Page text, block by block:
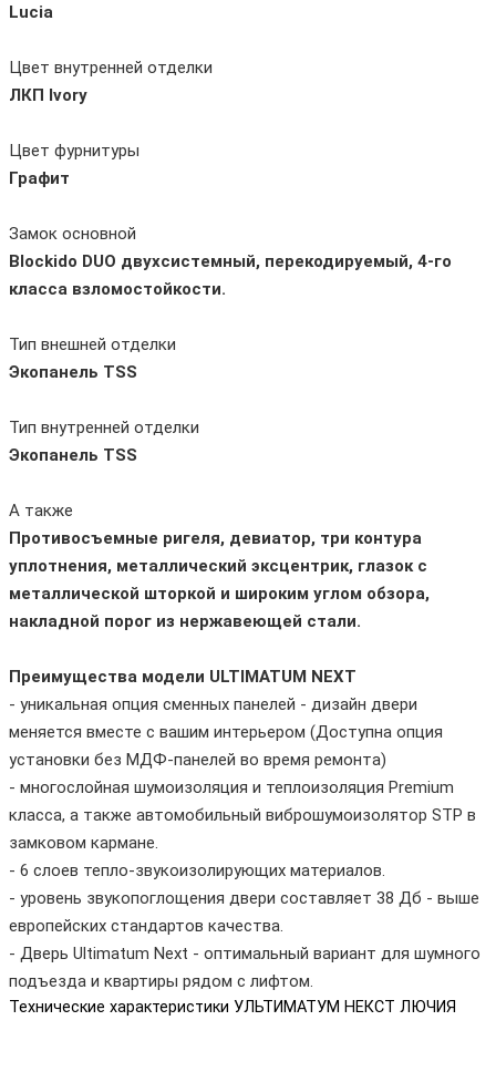
Lucia
Цвет внутренней отделки
ЛКП Ivory
Цвет фурнитуры
Графит
Замок основной
Blockido DUO двухсистемный, перекодируемый, 4-го
класса взломостойкости.
Тип внешней отделки
Экопанель TSS
Тип внутренней отделки
Экопанель TSS
А также
Противосъемные ригеля, девиатор, три контура
уплотнения, металлический эксцентрик, глазок с
металлической шторкой и широким углом обзора,
накладной порог из нержавеющей стали.
Преимущества модели ULTIMATUM NEXT
- уникальная опция сменных панелей - дизайн двери
меняется вместе с вашим интерьером (Доступна опция
установки без МДФ-панелей во время ремонта)
- многослойная шумоизоляция и теплоизоляция Premium
класса, а также автомобильный виброшумоизолятор STP в
замковом кармане.
- 6 слоев тепло-звукоизолирующих материалов.
- уровень звукопоглощения двери составляет 38 Дб - выше
европейских стандартов качества.
- Дверь Ultimatum Next - оптимальный вариант для шумного
подъезда и квартиры рядом с лифтом.
Технические характеристики УЛЬТИМАТУМ НЕКСТ ЛЮЧИЯ